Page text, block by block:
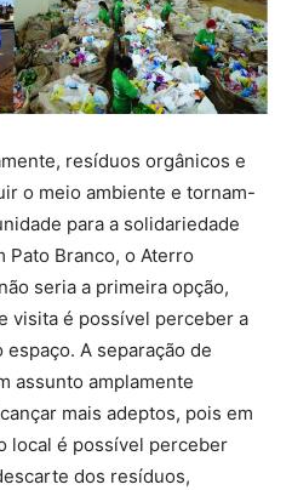
resíduos orgânicos e
o meio ambiente e tornam-
para a solidariedade
Pato Branco, o Aterro
seria a primeira opção,
visita é possível perceber a
A separação de
assunto amplamente
mais adeptos, pois em
local é possível perceber
dos resíduos,